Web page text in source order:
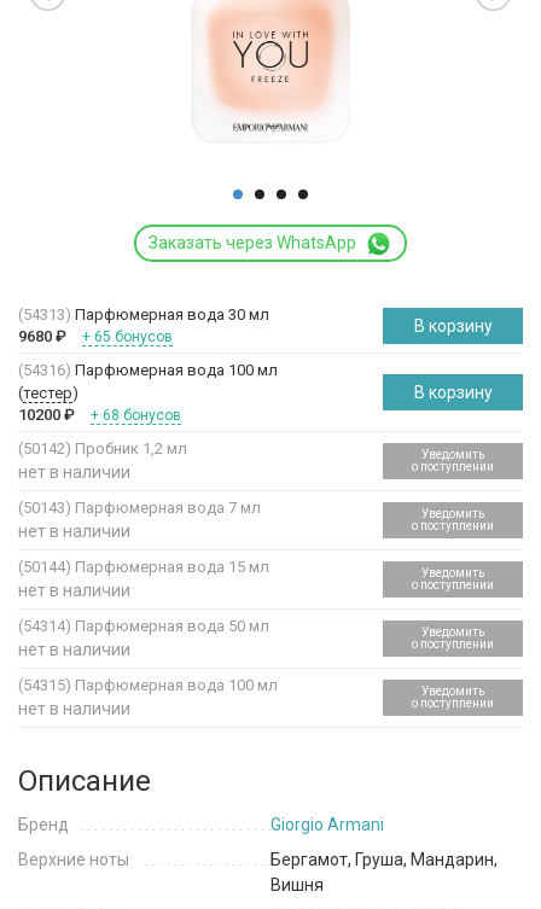
Заказать через WhatsApp
(54313) Парфюмерная вода 30 мл
9680 ₽ + 65 бонусов
В корзину
(54316) Парфюмерная вода 100 мл
(тестер)
10200 ₽ + 68 бонусов
В корзину
(50142) Пробник 1,2 мл
нет в наличии
Уведомить
о поступлении
(50143) Парфюмерная вода 7 мл
нет в наличии
Уведомить
о поступлении
(50144) Парфюмерная вода 15 мл
нет в наличии
Уведомить
о поступлении
(54314) Парфюмерная вода 50 мл
нет в наличии
Уведомить
о поступлении
(54315) Парфюмерная вода 100 мл
нет в наличии
Уведомить
о поступлении
Описание
Бренд
Giorgio Armani
Верхние ноты
Бергамот, Груша, Мандарин,
Вишня